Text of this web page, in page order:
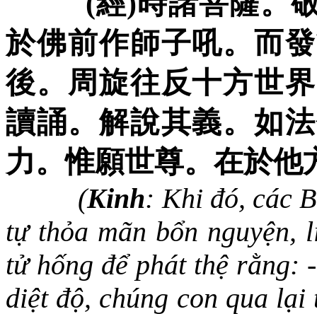
於佛前作師子吼。而
後。周旋往反十方世
讀誦。解說其義。如
力。惟願世尊。在於他
(Kinh: Khi đó, các
tự thỏa mãn bổn
tử hống để phát thệ rằng:
diệt độ, chúng con qua